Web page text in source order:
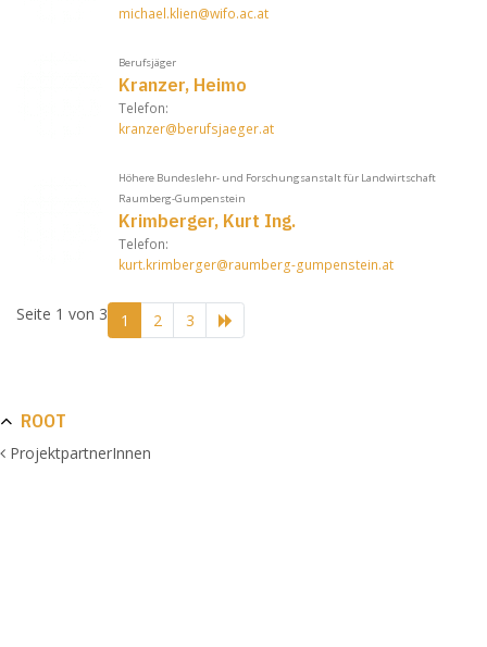
michael.klien@wifo.ac.at
Berufsjäger
Kranzer, Heimo
Telefon:
kranzer@berufsjaeger.at
Höhere Bundeslehr- und Forschungsanstalt für Landwirtschaft
Raumberg-Gumpenstein
Krimberger, Kurt Ing.
Telefon:
kurt.krimberger@raumberg-gumpenstein.at
Seite 1 von 3 1 2 3
ROOT
ProjektpartnerInnen